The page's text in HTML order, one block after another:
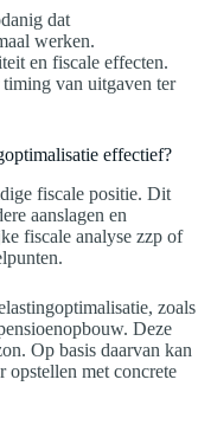
dat
werken.
en fiscale effecten.
van uitgaven ter
effectief?
fiscale positie. Dit
aanslagen en
fiscale analyse zzp of
zoals
Deze
Op basis daarvan kan
opstellen met concrete